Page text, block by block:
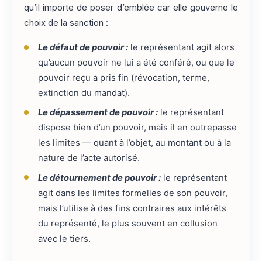
qu’il importe de poser d’emblée car elle gouverne le
choix de la sanction :
Le défaut de pouvoir :le représentant agit alors
qu’aucun pouvoir ne lui a été conféré, ou que le
pouvoir reçu a pris fin (révocation, terme,
extinction du mandat).
Le dépassement de pouvoir :le représentant
dispose bien d’un pouvoir, mais il en outrepasse
les limites — quant à l’objet, au montant ou à la
nature de l’acte autorisé.
Le détournement de pouvoir :le représentant
agit dans les limites formelles de son pouvoir,
mais l’utilise à des fins contraires aux intérêts
du représenté, le plus souvent en collusion
avec le tiers.